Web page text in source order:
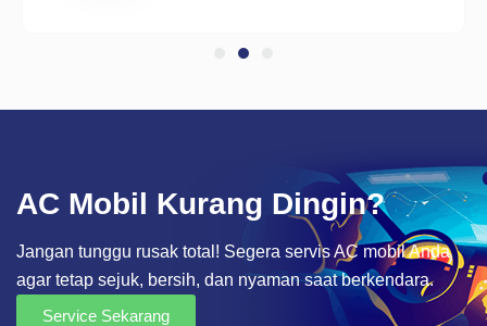
AC Mobil Kurang Dingin?
Jangan tunggu rusak total! Segera servis AC mobil Anda
agar tetap sejuk, bersih, dan nyaman saat berkendara.
Service Sekarang